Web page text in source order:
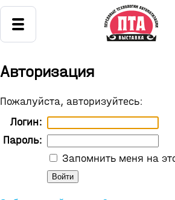
Авторизация
Пожалуйста, авторизуйтесь:
Логин:
Пароль:
Запомнить меня на